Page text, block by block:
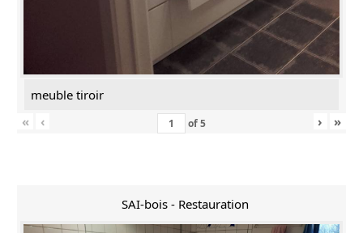
meuble tiroir
«
‹ of5 › »
SAI-bois - Restauration